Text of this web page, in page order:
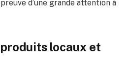
d’une grande attention à
locaux et